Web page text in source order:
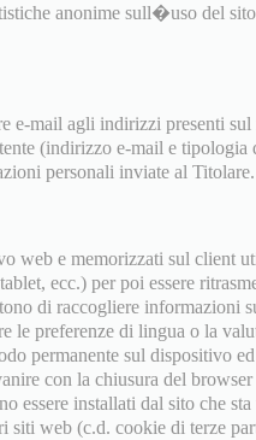
anonime sull�uso del
e-mail agli indirizzi presenti
(indirizzo e-mail e tipologia
personali inviate al Titolare.
web e memorizzati sul client
ecc.) per poi essere
di raccogliere informazioni
le preferenze di lingua o la
permanente sul dispositivo
con la chiusura del browser
essere installati dal sito che
siti web (c.d. cookie di terze